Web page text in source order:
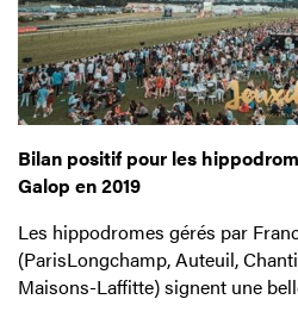
Bilan positif pour les
Galop en 2019
Les hippodromes gérés par
(ParisLongchamp, Auteuil,
Maisons-Laffitte) signent une